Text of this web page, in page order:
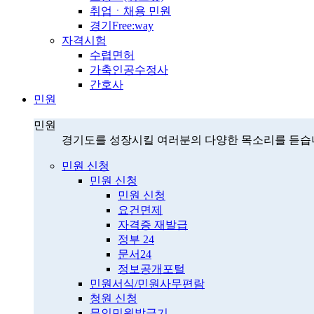
취업ㆍ채용 민원
경기Free:way
자격시험
수렵면허
가축인공수정사
간호사
민원
민원
경기도를 성장시킬 여러분의 다양한 목소리를 듣습
민원 신청
민원 신청
민원 신청
요건면제
자격증 재발급
정부 24
문서24
정보공개포털
민원서식/민원사무편람
청원 신청